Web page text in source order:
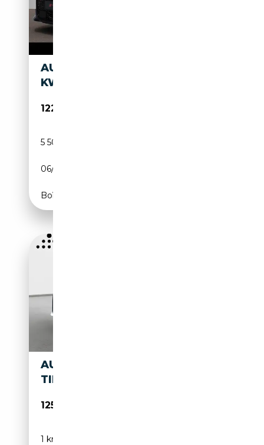
AUDI RS5 RS 5 LIMOUSINE 470
KW TIPTRONIC
122 990€
5 500 km
06/2026
Boîte automatique
AUDI RS5 5 470 KW
TIPTRONIC
125 999€
1 km